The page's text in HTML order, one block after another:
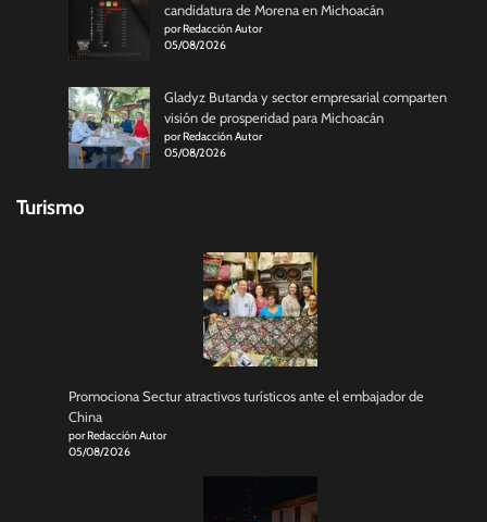
candidatura de Morena en Michoacán
por Redacción Autor
05/08/2026
Gladyz Butanda y sector empresarial comparten
visión de prosperidad para Michoacán
por Redacción Autor
05/08/2026
Turismo
Promociona Sectur atractivos turísticos ante el embajador de
China
por Redacción Autor
05/08/2026